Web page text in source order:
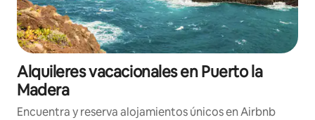
Alquileres vacacionales en Puerto la
Madera
Encuentra y reserva alojamientos únicos en Airbnb